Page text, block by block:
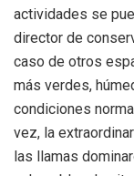
actividades se
director de
caso de otros
más verdes,
condiciones
vez, la
las llamas